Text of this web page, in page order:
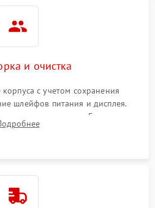
и очистка
с учетом сохранения
шлейфов питания и дисплея.
от окислов и пыли. Бережная
специализированными